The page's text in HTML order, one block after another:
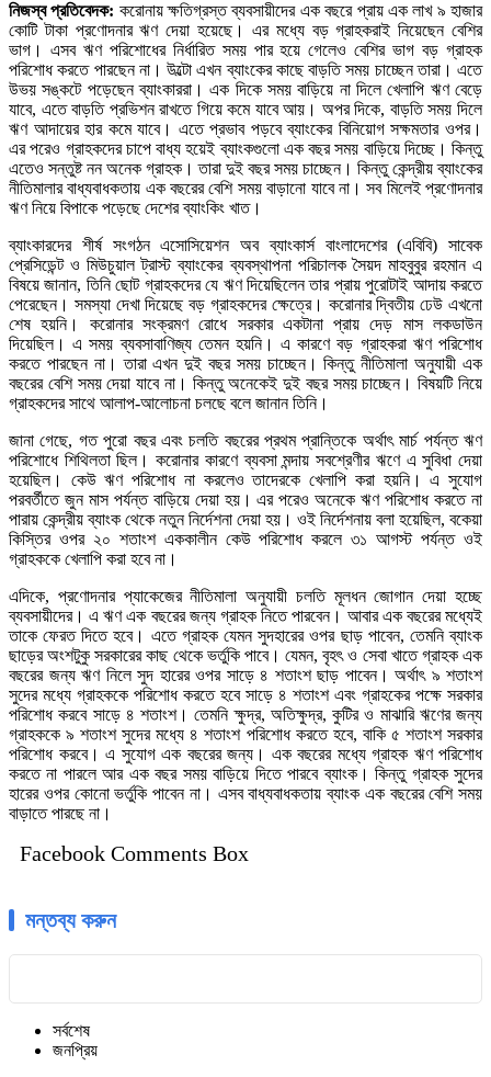
নিজস্ব প্রতিবেদক: করোনায় ক্ষতিগ্রস্ত ব্যবসায়ীদের এক বছরে প্রায় এক লাখ ৯ হাজার
কোটি টাকা প্রণোদনার ঋণ দেয়া হয়েছে। এর মধ্যে বড় গ্রাহকরাই নিয়েছেন বেশির
ভাগ। এসব ঋণ পরিশোধের নির্ধারিত সময় পার হয়ে গেলেও বেশির ভাগ বড় গ্রাহক
পরিশোধ করতে পারছেন না। উল্টো এখন ব্যাংকের কাছে বাড়তি সময় চাচ্ছেন তারা। এতে
উভয় সঙ্কটে পড়েছেন ব্যাংকাররা। এক দিকে সময় বাড়িয়ে না দিলে খেলাপি ঋণ বেড়ে
যাবে, এতে বাড়তি প্রভিশন রাখতে গিয়ে কমে যাবে আয়। অপর দিকে, বাড়তি সময় দিলে
ঋণ আদায়ের হার কমে যাবে। এতে প্রভাব পড়বে ব্যাংকের বিনিয়োগ সক্ষমতার ওপর।
এর পরেও গ্রাহকদের চাপে বাধ্য হয়েই ব্যাংকগুলো এক বছর সময় বাড়িয়ে দিচ্ছে। কিন্তু
এতেও সন্তুষ্ট নন অনেক গ্রাহক। তারা দুই বছর সময় চাচ্ছেন। কিন্তু কেন্দ্রীয় ব্যাংকের
নীতিমালার বাধ্যবাধকতায় এক বছরের বেশি সময় বাড়ানো যাবে না। সব মিলেই প্রণোদনার
ঋণ নিয়ে বিপাকে পড়েছে দেশের ব্যাংকিং খাত।
ব্যাংকারদের শীর্ষ সংগঠন এসোসিয়েশন অব ব্যাংকার্স বাংলাদেশের (এবিবি) সাবেক
প্রেসিডেন্ট ও মিউচুয়াল ট্রাস্ট ব্যাংকের ব্যবস্থাপনা পরিচালক সৈয়দ মাহবুবুর রহমান এ
বিষয়ে জানান, তিনি ছোট গ্রাহকদের যে ঋণ দিয়েছিলেন তার প্রায় পুরোটাই আদায় করতে
পেরেছেন। সমস্যা দেখা দিয়েছে বড় গ্রাহকদের ক্ষেত্রে। করোনার দ্বিতীয় ঢেউ এখনো
শেষ হয়নি। করোনার সংক্রমণ রোধে সরকার একটানা প্রায় দেড় মাস লকডাউন
দিয়েছিল। এ সময় ব্যবসাবাণিজ্য তেমন হয়নি। এ কারণে বড় গ্রাহকরা ঋণ পরিশোধ
করতে পারছেন না। তারা এখন দুই বছর সময় চাচ্ছেন। কিন্তু নীতিমালা অনুযায়ী এক
বছরের বেশি সময় দেয়া যাবে না। কিন্তু অনেকেই দুই বছর সময় চাচ্ছেন। বিষয়টি নিয়ে
গ্রাহকদের সাথে আলাপ-আলোচনা চলছে বলে জানান তিনি।
জানা গেছে, গত পুরো বছর এবং চলতি বছরের প্রথম প্রান্তিকে অর্থাৎ মার্চ পর্যন্ত ঋণ
পরিশোধে শিথিলতা ছিল। করোনার কারণে ব্যবসা মন্দায় সবশ্রেণীর ঋণে এ সুবিধা দেয়া
হয়েছিল। কেউ ঋণ পরিশোধ না করলেও তাদেরকে খেলাপি করা হয়নি। এ সুযোগ
পরবর্তীতে জুন মাস পর্যন্ত বাড়িয়ে দেয়া হয়। এর পরেও অনেকে ঋণ পরিশোধ করতে না
পারায় কেন্দ্রীয় ব্যাংক থেকে নতুন নির্দেশনা দেয়া হয়। ওই নির্দেশনায় বলা হয়েছিল, বকেয়া
কিস্তির ওপর ২০ শতাংশ এককালীন কেউ পরিশোধ করলে ৩১ আগস্ট পর্যন্ত ওই
গ্রাহককে খেলাপি করা হবে না।
এদিকে, প্রণোদনার প্যাকেজের নীতিমালা অনুযায়ী চলতি মূলধন জোগান দেয়া হচ্ছে
ব্যবসায়ীদের। এ ঋণ এক বছরের জন্য গ্রাহক নিতে পারবেন। আবার এক বছরের মধ্যেই
তাকে ফেরত দিতে হবে। এতে গ্রাহক যেমন সুদহারের ওপর ছাড় পাবেন, তেমনি ব্যাংক
ছাড়ের অংশটুকু সরকারের কাছ থেকে ভর্তুকি পাবে। যেমন, বৃহৎ ও সেবা খাতে গ্রাহক এক
বছরের জন্য ঋণ নিলে সুদ হারের ওপর সাড়ে ৪ শতাংশ ছাড় পাবেন। অর্থাৎ ৯ শতাংশ
সুদের মধ্যে গ্রাহককে পরিশোধ করতে হবে সাড়ে ৪ শতাংশ এবং গ্রাহকের পক্ষে সরকার
পরিশোধ করবে সাড়ে ৪ শতাংশ। তেমনি ক্ষুদ্র, অতিক্ষুদ্র, কুটির ও মাঝারি ঋণের জন্য
গ্রাহককে ৯ শতাংশ সুদের মধ্যে ৪ শতাংশ পরিশোধ করতে হবে, বাকি ৫ শতাংশ সরকার
পরিশোধ করবে। এ সুযোগ এক বছরের জন্য। এক বছরের মধ্যে গ্রাহক ঋণ পরিশোধ
করতে না পারলে আর এক বছর সময় বাড়িয়ে দিতে পারবে ব্যাংক। কিন্তু গ্রাহক সুদের
হারের ওপর কোনো ভর্তুকি পাবেন না। এসব বাধ্যবাধকতায় ব্যাংক এক বছরের বেশি সময়
বাড়াতে পারছে না।
Facebook Comments Box
মন্তব্য করুন
সর্বশেষ
জনপ্রিয়